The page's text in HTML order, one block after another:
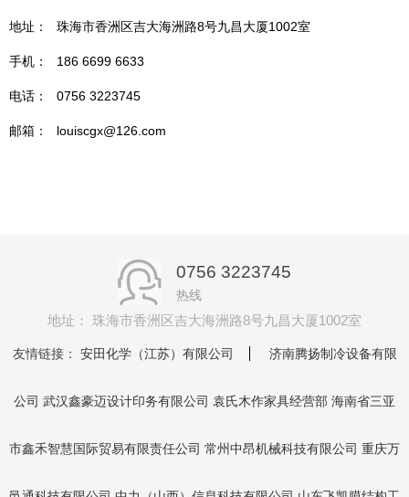
地址： 珠海市香洲区吉大海洲路8号九昌大厦1002室
手机： 186 6699 6633
电话： 0756 3223745
邮箱： louiscgx@126.com
0756 3223745
热线
地址： 珠海市香洲区吉大海洲路8号九昌大厦1002室
友情链接： 安田化学（江苏）有限公司 济南腾扬制冷设备有限
公司 武汉鑫豪迈设计印务有限公司 袁氏木作家具经营部 海南省三亚
市鑫禾智慧国际贸易有限责任公司 常州中昂机械科技有限公司 重庆万